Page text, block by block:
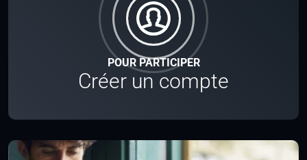
POUR PARTICIPER
Créer un compte